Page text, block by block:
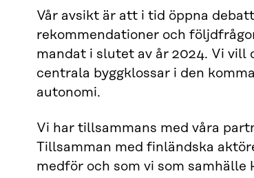
Vår avsikt är att i tid öppna
rekommendationer och
mandat i slutet av år 2024. Vi vill
centrala byggklossar i den
autonomi.
Vi har tillsammans med våra
Tillsamman med finländska
medför och som vi som